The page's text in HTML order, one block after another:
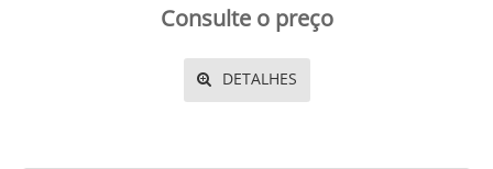
Consulte o preço
DETALHES